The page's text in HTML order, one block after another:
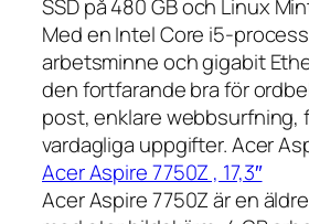
SSD på 480 GB och Linux
Med en Intel Core i5-
arbetsminne och gigabit
den fortfarande bra för
post, enklare webbsurfning,
vardagliga uppgifter. Acer
Acer Aspire 7750Z , 17,3″
Acer Aspire 7750Z är en